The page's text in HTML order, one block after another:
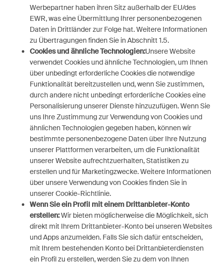
Werbepartner haben ihren Sitz außerhalb der EU/des
EWR, was eine Übermittlung Ihrer personenbezogenen
Daten in Drittländer zur Folge hat. Weitere Informationen
zu Übertragungen finden Sie in Abschnitt 1.5.
Cookies und ähnliche Technologien:Unsere Website
verwendet Cookies und ähnliche Technologien, um Ihnen
über unbedingt erforderliche Cookies die notwendige
Funktionalität bereitzustellen und, wenn Sie zustimmen,
durch andere nicht unbedingt erforderliche Cookies eine
Personalisierung unserer Dienste hinzuzufügen. Wenn Sie
uns Ihre Zustimmung zur Verwendung von Cookies und
ähnlichen Technologien gegeben haben, können wir
bestimmte personenbezogene Daten über Ihre Nutzung
unserer Plattformen verarbeiten, um die Funktionalität
unserer Website aufrechtzuerhalten, Statistiken zu
erstellen und für Marketingzwecke. Weitere Informationen
über unsere Verwendung von Cookies finden Sie in
unserer Cookie-Richtlinie.
Wenn Sie ein Profil mit einem Drittanbieter-Konto
erstellen:Wir bieten möglicherweise die Möglichkeit, sich
direkt mit Ihrem Drittanbieter-Konto bei unseren Websites
und Apps anzumelden. Falls Sie sich dafür entscheiden,
mit Ihrem bestehenden Konto bei Drittanbieterdiensten
ein Profil zu erstellen, werden Sie zu dem von Ihnen